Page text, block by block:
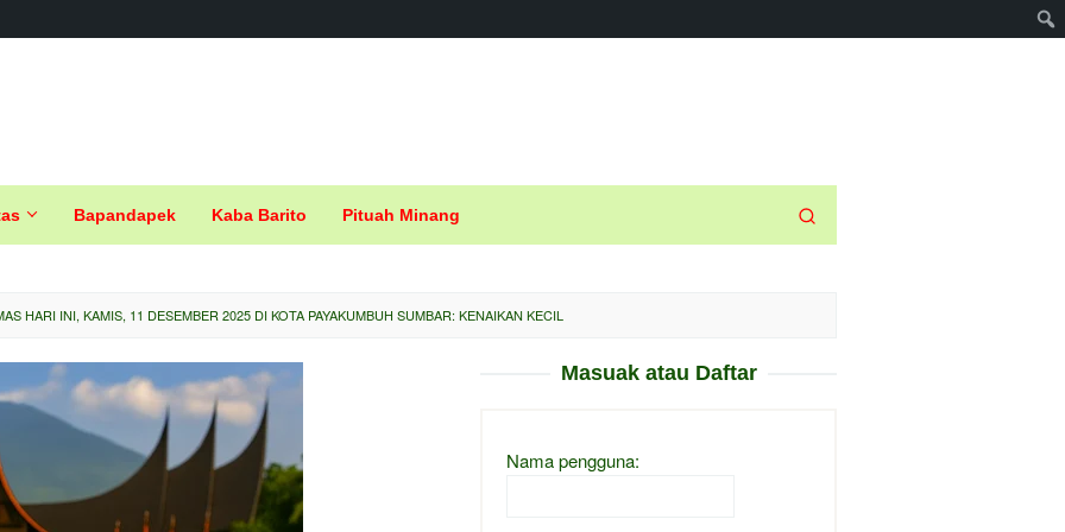
Bapandapek Kaba Barito Pituah Minang
HARI INI, KAMIS, 11 DESEMBER 2025 DI KOTA PAYAKUMBUH SUMBAR: KENAIKAN KECIL
Masuak atau Daftar
Nama pengguna: